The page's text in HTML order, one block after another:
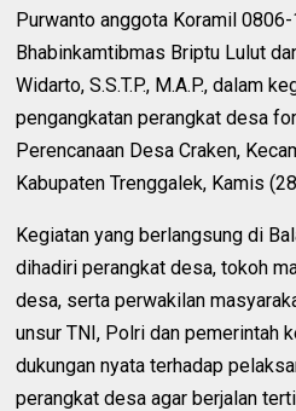
Purwanto anggota Koramil
Bhabinkamtibmas Briptu Lulut
Widarto, S.S.T.P., M.A.P., dalam
pengangkatan perangkat desa
Perencanaan Desa Craken,
Kabupaten Trenggalek, Kamis
Kegiatan yang berlangsung di
dihadiri perangkat desa, tokoh
desa, serta perwakilan
unsur TNI, Polri dan pemerintah
dukungan nyata terhadap
perangkat desa agar berjalan